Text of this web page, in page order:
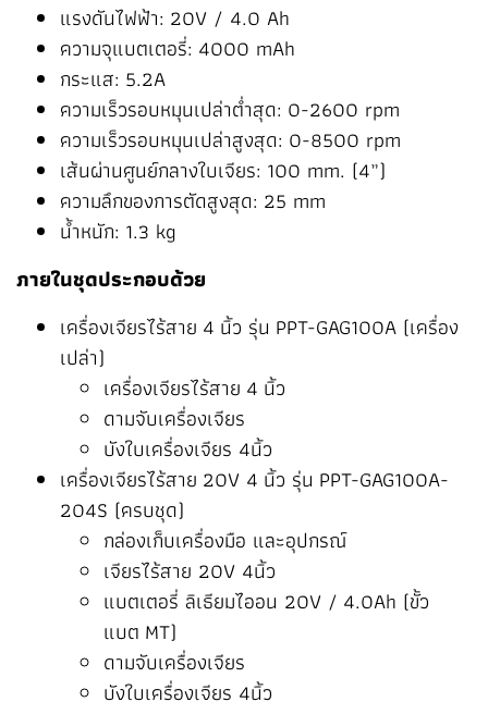
แรงดันไฟฟ้า: 20V / 4.0 Ah
ความจุแบตเตอรี่: 4000 mAh
กระแส: 5.2A
ความเร็วรอบหมุนเปล่าต่ำสุด: 0-2600 rpm
ความเร็วรอบหมุนเปล่าสูงสุด: 0-8500 rpm
เส้นผ่านศูนย์กลางใบเจียร: 100 mm. (4”)
ความลึกของการตัดสูงสุด: 25 mm
น้ำหนัก: 1.3 kg
ภายในชุดประกอบด้วย
เครื่องเจียรไร้สาย 4 นิ้ว รุ่น PPT-GAG100A (เครื่อง
เปล่า)
เครื่องเจียรไร้สาย 4 นิ้ว
ดามจับเครื่องเจียร
บังใบเครื่องเจียร 4นิ้ว
เครื่องเจียรไร้สาย 20V 4 นิ้ว รุ่น PPT-GAG100A-
204S (ครบชุด)
กล่องเก็บเครื่องมือ และอุปกรณ์
เจียรไร้สาย 20V 4นิ้ว
แบตเตอรี่ ลิเธียมไออน 20V / 4.0Ah (ขั้ว
แบต MT)
ดามจับเครื่องเจียร
บังใบเครื่องเจียร 4นิ้ว